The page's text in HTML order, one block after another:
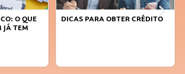
O QUE
JÁ TEM
DICAS PARA OBTER CRÉDITO